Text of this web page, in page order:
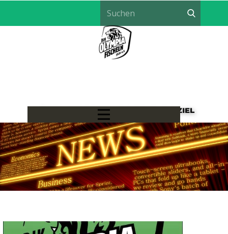
LÖWEN HANDBALL - EIN TEAM, EIN ZIEL